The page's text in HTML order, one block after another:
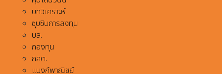
บทวิเคราะห์
ซุบซิบการลงทุน
บล.
กองทุน
กลต.
แบงก์พาณิชย์